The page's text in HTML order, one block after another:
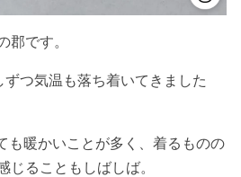
郡です。
つ気温も落ち着いてきました
も暖かいことが多く、着るものの
ることもしばしば。